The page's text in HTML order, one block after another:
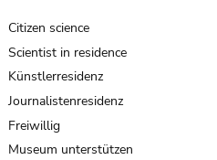
Citizen science
Scientist in residence
Künstlerresidenz
Journalistenresidenz
Freiwillig
Museum unterstützen